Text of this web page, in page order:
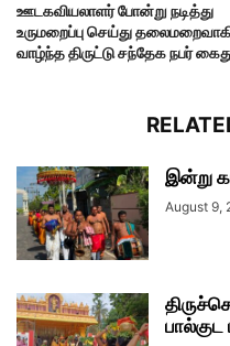
ஊடகவியலாளர் போன்று நடித்து
உருமறைப்பு செய்து
வாழ்ந்த திருட்டு சந்தேக நபர்
இன்று
August 9,